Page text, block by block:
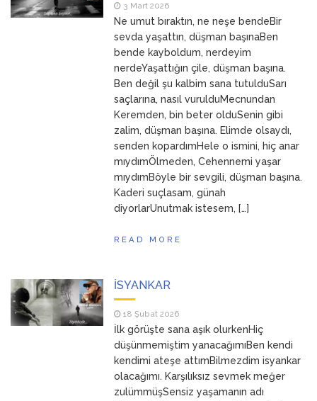
3 Mart 2026
Ne umut bıraktın, ne neşe bendeBir
sevda yaşattın, düşman başınaBen
bende kayboldum, nerdeyim
nerdeYaşattığın çile, düşman başına.
Ben değil şu kalbim sana tutulduSarı
saçlarına, nasıl vurulduMecnundan
Keremden, bin beter olduSenin gibi
zalim, düşman başına. Elimde olsaydı,
senden kopardımHele o ismini, hiç anar
mıydımÖlmeden, Cehennemi yaşar
mıydımBöyle bir sevgili, düşman başına.
Kaderi suçlasam, günah
diyorlarUnutmak istesem, […]
READ MORE
İSYANKAR
18 Şubat 2026
İlk görüşte sana aşık olurkenHiç
düşünmemiştim yanacağımıBen kendi
kendimi ateşe attımBilmezdim isyankar
olacağımı. Karşılıksız sevmek meğer
zulümmüşSensiz yaşamanın adı